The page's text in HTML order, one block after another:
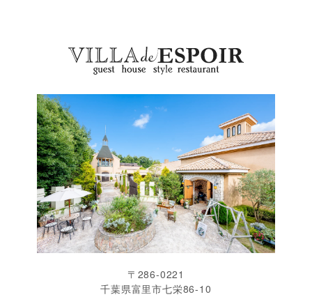
〒286-0221
千葉県富里市七栄86-10